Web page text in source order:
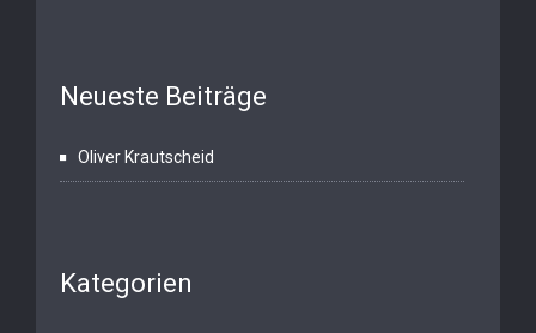
Neueste Beiträge
Oliver Krautscheid
Kategorien